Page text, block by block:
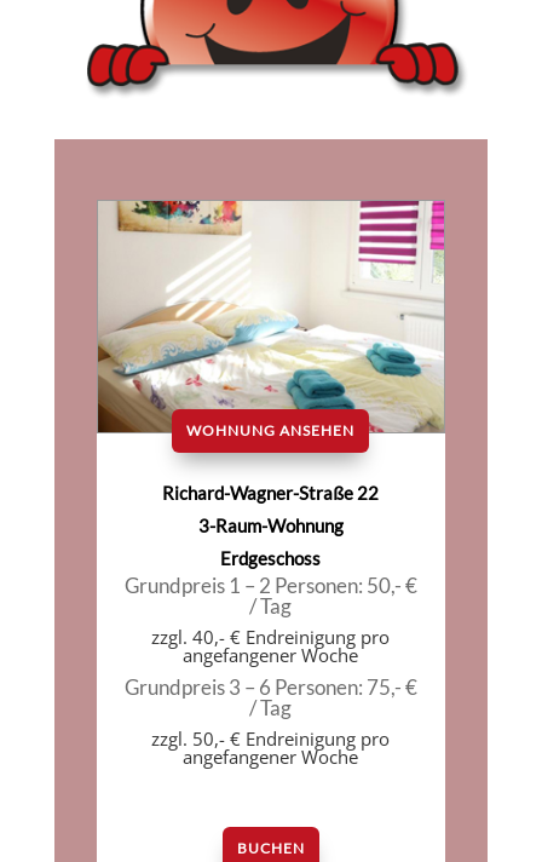
WOHNUNG ANSEHEN
Richard-Wagner-Straße 22
3-Raum-Wohnung
Erdgeschoss
Grundpreis 1 – 2 Personen: 50,- €
/ Tag
zzgl. 40,- € Endreinigung pro
angefangener Woche
Grundpreis 3 – 6 Personen: 75,- €
/ Tag
zzgl. 50,- € Endreinigung pro
angefangener Woche
BUCHEN